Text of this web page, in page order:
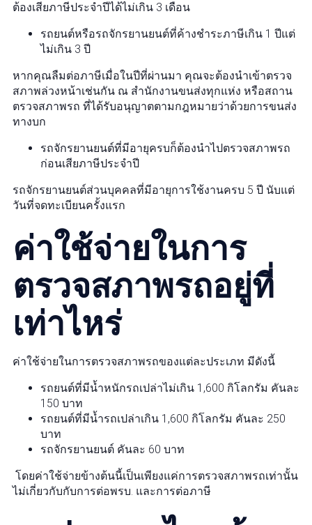
ต้องเสียภาษีประจำปีได้ไม่เกิน 3 เดือน
รถยนต์หรือรถจักรยานยนต์ที่ค้างชำระภาษีเกิน 1 ปีแต่
ไม่เกิน 3 ปี
หากคุณลืมต่อภาษีเมื่อในปีที่ผ่านมา คุณจะต้องนำเข้าตรวจ
สภาพล่วงหน้าเช่นกัน ณ สำนักงานขนส่งทุกแห่ง หรือสถาน
ตรวจสภาพรถ ที่ได้รับอนุญาตตามกฎหมายว่าด้วยการขนส่ง
ทางบก
รถจักรยานยนต์ที่มีอายุครบก็ต้องนําไปตรวจสภาพรถ
ก่อนเสียภาษีประจําปี
รถจักรยานยนต์ส่วนบุคคลที่มีอายุการใช้งานครบ 5 ปี นับแต่
วันที่จดทะเบียนครั้งแรก
ค่าใช้จ่ายในการ
ตรวจสภาพรถอยู่ที่
เท่าไหร่
ค่าใช้จ่ายในการตรวจสภาพรถของแต่ละประเภท มีดังนี้
รถยนต์ที่มีน้ำหนักรถเปล่าไม่เกิน 1,600 กิโลกรัม คันละ
150 บาท
รถยนต์ที่มีน้ำรถเปล่าเกิน 1,600 กิโลกรัม คันละ 250
บาท
รถจักรยานยนต์ คันละ 60 บาท
โดยค่าใช้จ่ายข้างต้นนี้เป็นเพียงแค่การตรวจสภาพรถเท่านั้น
ไม่เกี่ยวกับกับการต่อพรบ. และการต่อภาษี